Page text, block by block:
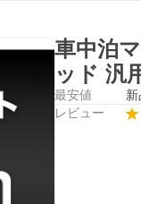
車中泊
ッド 汎
最安値 新
レビュー